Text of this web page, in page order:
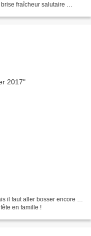
fraîcheur salutaire …
il faut aller bosser encore …
en famille !